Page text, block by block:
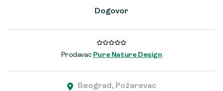
Dogovor
Prodavac Pure Nature Design
Beograd, Požarevac